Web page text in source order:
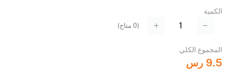
الكمية
(
0 متاح)
المجموع الكلي
9.5 رس